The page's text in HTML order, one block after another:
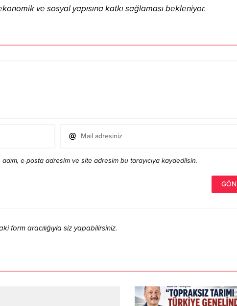
ve sosyal yapısına katkı sağlaması bekleniyor.
e-posta adresim ve site adresim bu tarayıcıya kaydedilsin.
form aracılığıyla siz yapabilirsiniz.